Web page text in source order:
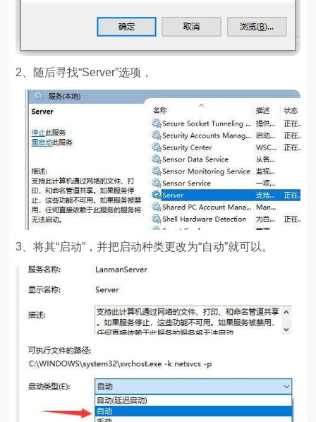
2、随后寻找“Server”选项，
3、将其“启动”，并把启动种类更改为“自动”就可以。